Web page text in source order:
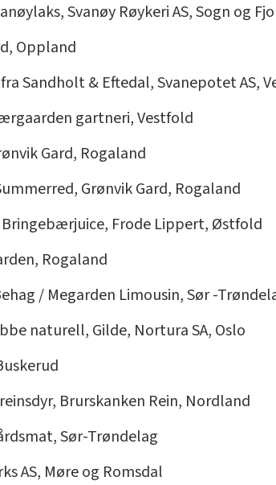
Svanøy Røykeri AS, Sogn og
Oppland
Sandholt & Eftedal, Svanepotet AS,
gartneri, Vestfold
Gard, Rogaland
Grønvik Gard, Rogaland
Frode Lippert, Østfold
Rogaland
/ Megarden Limousin, Sør -
naturell, Gilde, Nortura SA, Oslo
Brurskanken Rein, Nordland
Sør-Trøndelag
AS, Møre og Romsdal